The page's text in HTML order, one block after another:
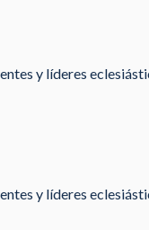
y líderes
y líderes